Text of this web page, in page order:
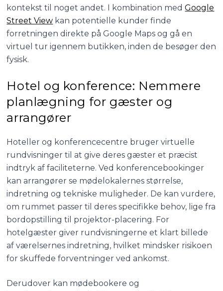
kontekst til noget andet. I kombination medGoogle
Street View kan potentielle kunder finde
forretningen direkte på Google Maps og gå en
virtuel tur igennem butikken, inden de besøger den
fysisk.
Hotel og konference: Nemmere
planlægning for gæster og
arrangører
Hoteller og konferencecentre bruger virtuelle
rundvisninger til at give deres gæster et præcist
indtryk af faciliteterne. Ved konferencebookinger
kan arrangører se mødelokalernes størrelse,
indretning og tekniske muligheder. De kan vurdere,
om rummet passer til deres specifikke behov, lige fra
bordopstilling til projektor-placering. For
hotelgæster giver rundvisningerne et klart billede
af værelsernes indretning, hvilket mindsker risikoen
for skuffede forventninger ved ankomst.
Derudover kan mødebookere og